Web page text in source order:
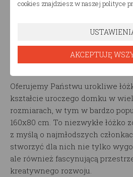
Oferujemy Państwu urokliwe
kształcie uroczego domku w
rozmiarach, w tym w bardzo
160x80 cm. To niezwykłe łóżko
z myślą o najmłodszych
stworzyć dla nich nie tylko
ale również fascynującą
kreatywnego rozwoju.
cookies znajdziesz w naszej polityce
AKCEPTUJĘ